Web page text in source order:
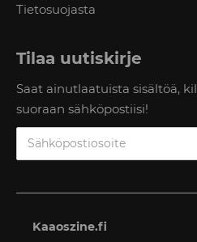
Tietosuojasta
Tilaa uutiskirje
Saat ainutlaatuista sisältöä,
suoraan sähköpostiisi!
Kaaoszine.fi